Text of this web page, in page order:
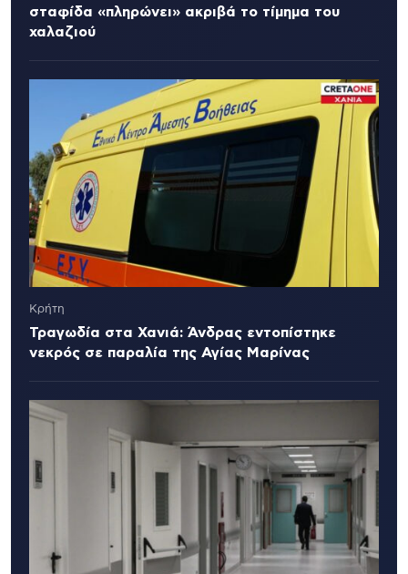
σταφίδα «πληρώνει» ακριβά το τίμημα του
χαλαζιού
Κρήτη
Τραγωδία στα Χανιά: Άνδρας εντοπίστηκε
νεκρός σε παραλία της Αγίας Μαρίνας